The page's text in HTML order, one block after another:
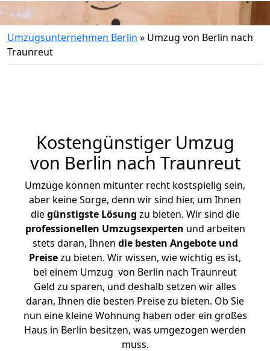
Umzugsunternehmen Berlin » Umzug von Berlin nach
Traunreut
Kostengünstiger Umzug
von Berlin nach Traunreut
Umzüge können mitunter recht kostspielig sein,
aber keine Sorge, denn wir sind hier, um Ihnen
diegünstigste Lösung zu bieten. Wir sind die
professionellen Umzugsexperten und arbeiten
stets daran, Ihnen die besten Angebote und
Preisezu bieten. Wir wissen, wie wichtig es ist,
bei einem Umzug von Berlin nach Traunreut
Geld zu sparen, und deshalb setzen wir alles
daran, Ihnen die besten Preise zu bieten. Ob Sie
nun eine kleine Wohnung haben oder ein großes
Haus in Berlin besitzen, was umgezogen werden
muss.